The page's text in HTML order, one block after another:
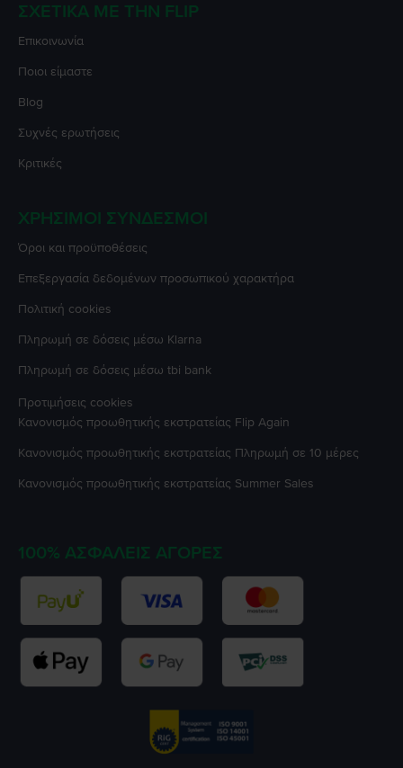
ΣΧΕΤΙΚΆ ΜΕ ΤΗΝ FLIP
Επικοινωνία
Ποιοι είμαστε
Blog
Συχνές ερωτήσεις
Κριτικές
ΧΡΉΣΙΜΟΙ ΣΎΝΔΕΣΜΟΙ
Όροι και προϋποθέσεις
Επεξεργασία δεδομένων προσωπικού χαρακτήρα
Πολιτική cookies
Πληρωμή σε δόσεις μέσω Klarna
Πληρωμή σε δόσεις μέσω tbi bank
Προτιμήσεις cookies
Κανονισμός προωθητικής εκστρατείας Flip Again
Κανονισμός προωθητικής εκστρατείας Πληρωμή σε 10 μέρες
Κανονισμός προωθητικής εκστρατείας Summer Sales
100% ΑΣΦΑΛΕΊΣ ΑΓΟΡΈΣ